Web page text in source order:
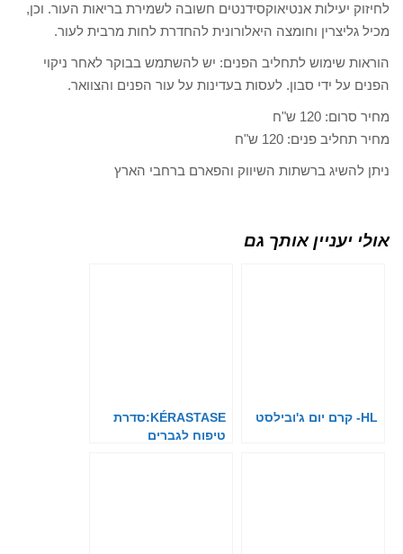
לחיזוק יעילות אנטיאוקסידנטים חשובה לשמירת בריאות העור. וכן,
מכיל גליצרין וחומצה היאלורונית להחדרת לחות מרבית לעור.
הוראות שימוש לתחליב הפנים: יש להשתמש בבוקר לאחר ניקוי
הפנים על ידי סבון. לעסות בעדינות על עור הפנים והצוואר.
מחיר סרום: 120 ש"ח
מחיר תחליב פנים: 120 ש"ח
ניתן להשיג ברשתות השיווק והפארם ברחבי הארץ
אולי יעניין אותך גם
HL- קרם יום ג'ובילסט
KÉRASTASE:סדרת
טיפוח לגברים